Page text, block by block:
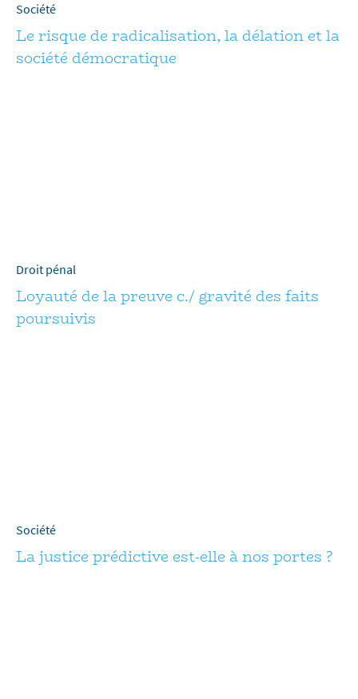
Société
Le risque de radicalisation, la délation et la
société démocratique
Droit pénal
Loyauté de la preuve c./ gravité des faits
poursuivis
Société
La justice prédictive est-elle à nos portes ?